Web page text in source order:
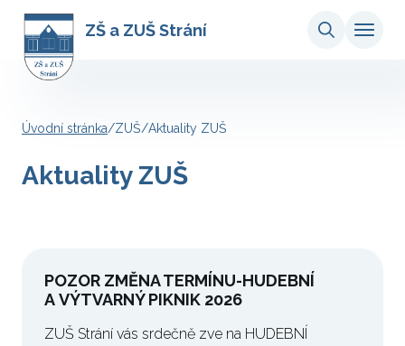
ZŠ a ZUŠ Strání
Úvodní stránka/ZUŠ/Aktuality ZUŠ
Aktuality ZUŠ
POZOR ZMĚNA TERMÍNU-HUDEBNÍ
A VÝTVARNÝ PIKNIK 2026
ZUŠ Strání vás srdečně zve na HUDEBNÍ